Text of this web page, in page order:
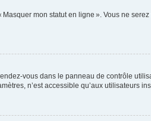
mon statut en ligne ». Vous ne
vous dans le panneau de contrôle
n’est accessible qu’aux utilisateurs